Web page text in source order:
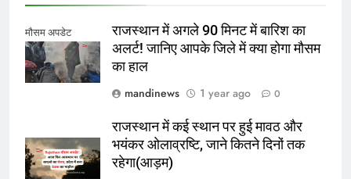
मौसम अपडेट
राजस्थान में अगले 90 मिनट में बारिश का
अलर्ट! जानिए आपके जिले में क्या होगा मौसम
का हाल
mandinews
1 year ago 0
राजस्थान में कई स्थान पर हुई मावठ और
भयंकर ओलाव्रष्टि, जाने कितने दिनों तक
रहेगा(आड़म)